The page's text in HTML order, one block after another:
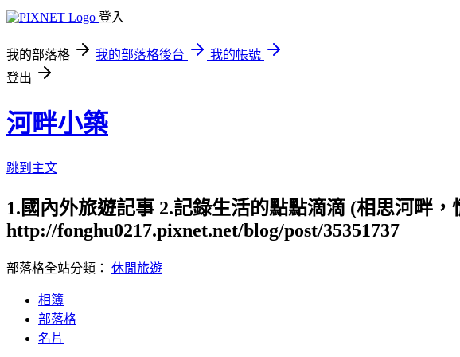
登入
我的部落格 我的部落格後台
我的帳號
登出
河畔小築
跳到主文
1.國內外旅遊記事 2.記錄生活的點點滴滴 (相思河畔
http://fonghu0217.pixnet.net/blog/post/35351737
部落格全站分類： 休閒旅遊
相簿
部落格
名片